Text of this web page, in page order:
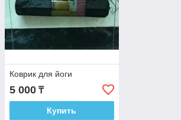
Коврик для йоги
5 000 ₸
Купить